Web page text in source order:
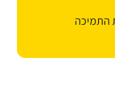
התמיכה